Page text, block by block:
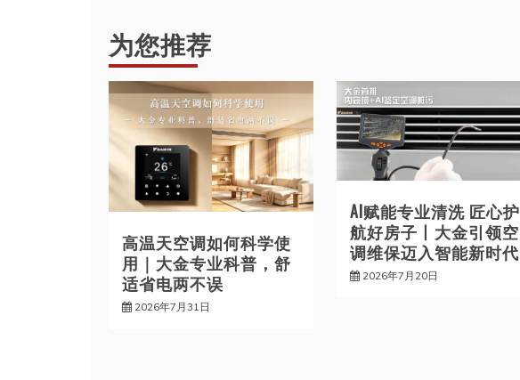
导
航
为您推荐
高温天空调如何科学使
用｜大金专业科普，舒
适省电两不误
2026年7月31日
AI赋能专业清洗 匠心护
航好房子丨大金引领空
调维保迈入智能新时代
2026年7月20日